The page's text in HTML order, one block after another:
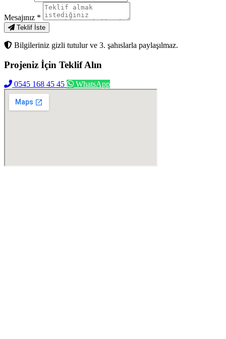
Mesajınız *
Teklif İste
Bilgileriniz gizli tutulur ve 3. şahıslarla paylaşılmaz.
Projeniz İçin Teklif Alın
0545 168 45 45 WhatsApp